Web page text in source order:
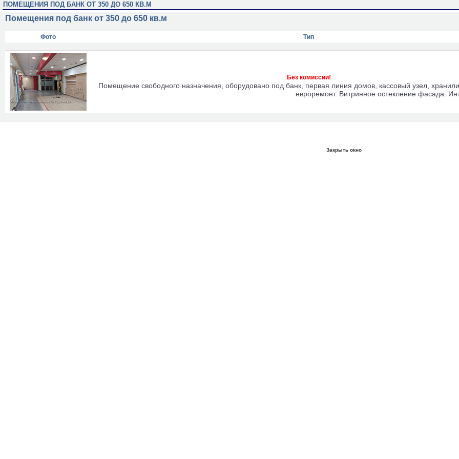
ПОМЕЩЕНИЯ ПОД БАНК ОТ 350 ДО 650 КВ.М
Помещения под банк от 350 до 650 кв.м
Фото Тип
Без комиссии!
Помещение свободного назначения, оборудовано под банк, первая линия домов, кассовый узел,
евроремонт. Витринное остекление фасада.
Закрыть окно